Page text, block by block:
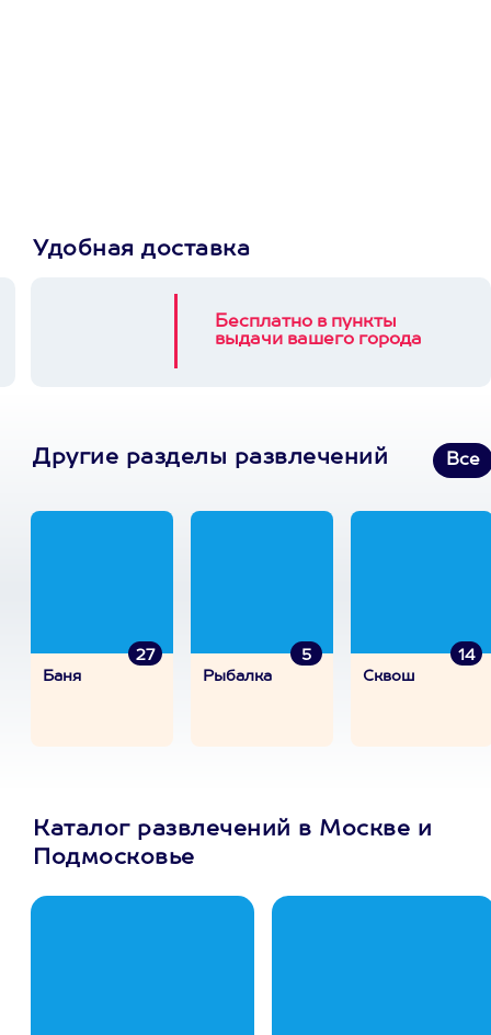
Удобная доставка
Бесплатно в пункты
выдачи вашего города
Другие разделы развлечений Все
27
Баня
5
Рыбалка
14
Сквош
Каталог развлечений в Москве и
Подмосковье